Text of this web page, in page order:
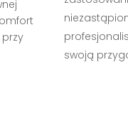
swoją